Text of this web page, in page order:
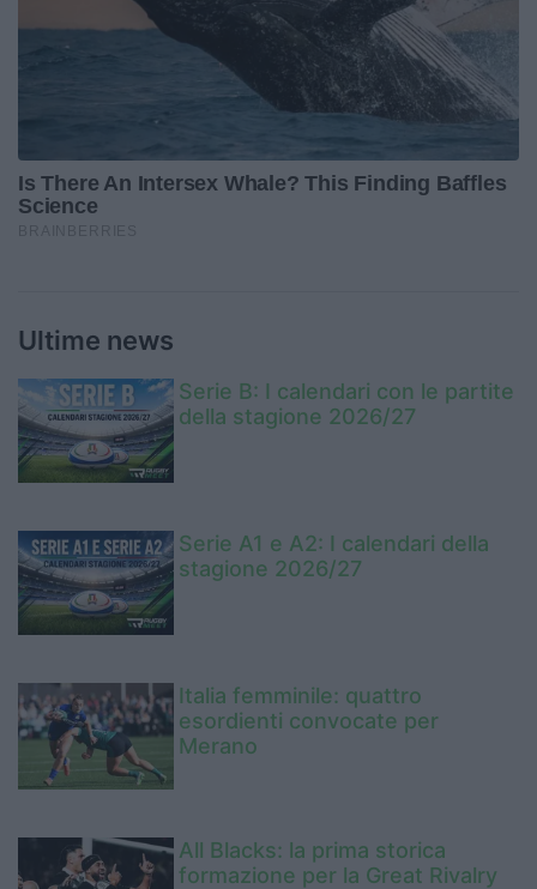
Ultime news
Serie B: I calendari con le partite
della stagione 2026/27
Serie A1 e A2: I calendari della
stagione 2026/27
Italia femminile: quattro
esordienti convocate per
Merano
All Blacks: la prima storica
formazione per la Great Rivalry